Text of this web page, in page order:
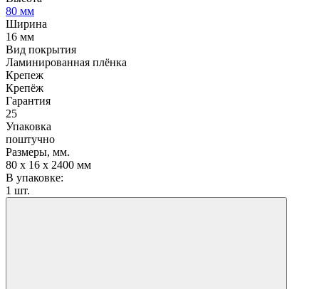
80 мм
Ширина
16 мм
Вид покрытия
Ламинированная плёнка
Крепеж
Крепёж
Гарантия
25
Упаковка
поштучно
Размеры, мм.
80 х 16 х 2400 мм
В упаковке:
1 шт.